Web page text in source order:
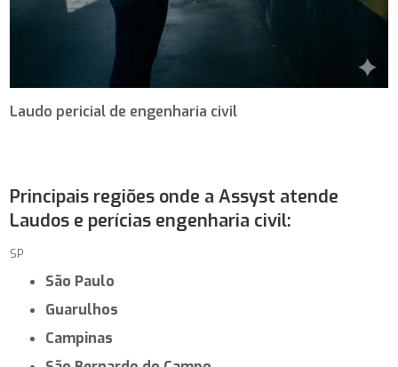
Laudo pericial de engenharia civil
Principais regiões onde a Assyst atende
Laudos e perícias engenharia civil:
SP
São Paulo
Guarulhos
Campinas